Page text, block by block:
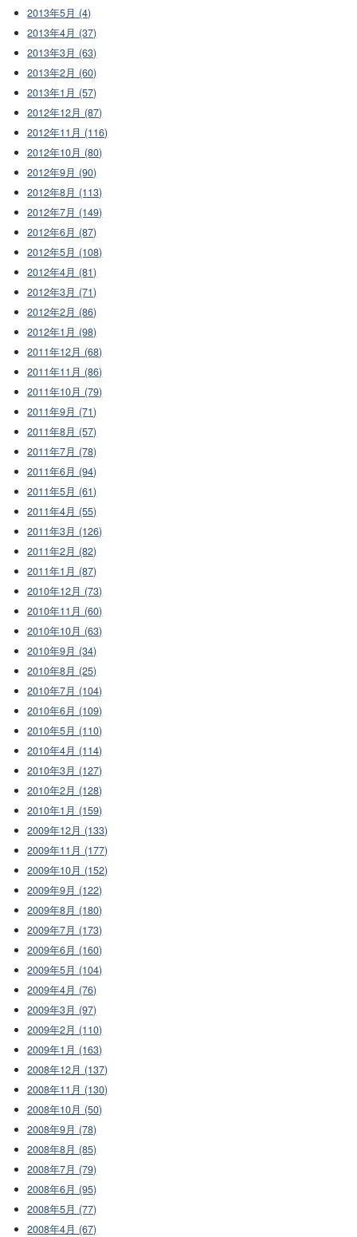
2013年5月 (4)
2013年4月 (37)
2013年3月 (63)
2013年2月 (60)
2013年1月 (57)
2012年12月 (87)
2012年11月 (116)
2012年10月 (80)
2012年9月 (90)
2012年8月 (113)
2012年7月 (149)
2012年6月 (87)
2012年5月 (108)
2012年4月 (81)
2012年3月 (71)
2012年2月 (86)
2012年1月 (98)
2011年12月 (68)
2011年11月 (86)
2011年10月 (79)
2011年9月 (71)
2011年8月 (57)
2011年7月 (78)
2011年6月 (94)
2011年5月 (61)
2011年4月 (55)
2011年3月 (126)
2011年2月 (82)
2011年1月 (87)
2010年12月 (73)
2010年11月 (60)
2010年10月 (63)
2010年9月 (34)
2010年8月 (25)
2010年7月 (104)
2010年6月 (109)
2010年5月 (110)
2010年4月 (114)
2010年3月 (127)
2010年2月 (128)
2010年1月 (159)
2009年12月 (133)
2009年11月 (177)
2009年10月 (152)
2009年9月 (122)
2009年8月 (180)
2009年7月 (173)
2009年6月 (160)
2009年5月 (104)
2009年4月 (76)
2009年3月 (97)
2009年2月 (110)
2009年1月 (163)
2008年12月 (137)
2008年11月 (130)
2008年10月 (50)
2008年9月 (78)
2008年8月 (85)
2008年7月 (79)
2008年6月 (95)
2008年5月 (77)
2008年4月 (67)